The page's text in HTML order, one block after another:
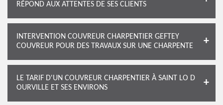
RÉPOND AUX ATTENTES DE SES CLIENTS
INTERVENTION COUVREUR CHARPENTIER GEFTEY
COUVREUR POUR DES TRAVAUX SUR UNE CHARPENTE
LE TARIF D'UN COUVREUR CHARPENTIER À SAINT LO D
OURVILLE ET SES ENVIRONS